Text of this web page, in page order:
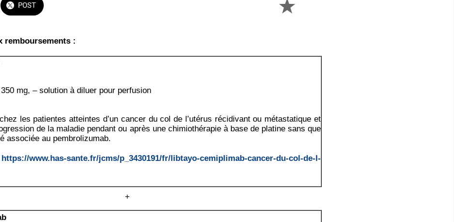
POST
remboursements :
350 mg, – solution à diluer pour perfusion
les patientes atteintes d’un cancer du col de l’utérus récidivant ou métastatique et
de la maladie pendant ou après une chimiothérapie à base de platine sans que
associée au pembrolizumab.
https://www.has-sante.fr/jcms/p_3430191/fr/libtayo-cemiplimab-cancer-du-col-de-l-
+